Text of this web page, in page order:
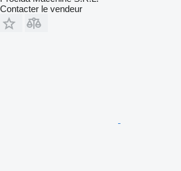
Contacter le vendeur